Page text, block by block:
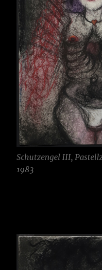
Schutzengel III,
1983